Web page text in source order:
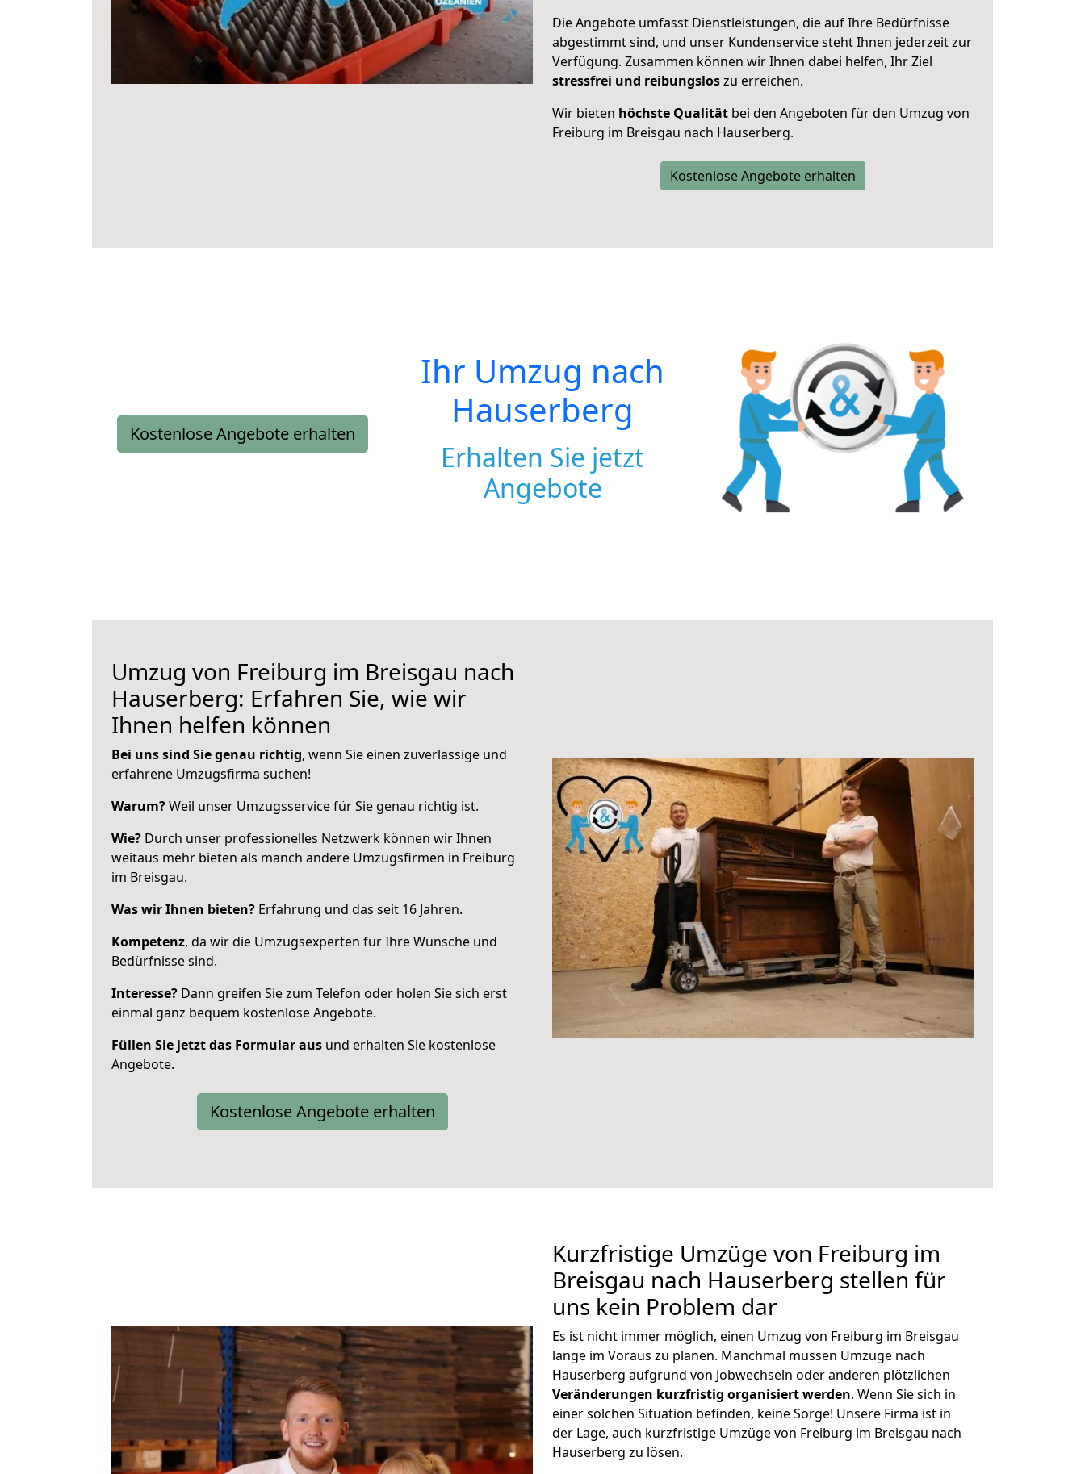
Die Angebote umfasst Dienstleistungen, die auf Ihre Bedürfnisse
abgestimmt sind, und unser Kundenservice steht Ihnen jederzeit zur
Verfügung. Zusammen können wir Ihnen dabei helfen, Ihr Ziel
stressfrei und reibungsloszu erreichen.
Wir bieten höchste Qualität bei den Angeboten für den Umzug von
Freiburg im Breisgau nach Hauserberg.
Kostenlose Angebote erhalten
Kostenlose Angebote erhalten
Ihr Umzug nach
Hauserberg
Erhalten Sie jetzt
Angebote
Umzug von Freiburg im Breisgau nach
Hauserberg: Erfahren Sie, wie wir
Ihnen helfen können
Bei uns sind Sie genau richtig, wenn Sie einen zuverlässige und
erfahrene Umzugsfirma suchen!
Warum?Weil unser Umzugsservice für Sie genau richtig ist.
Wie? Durch unser professionelles Netzwerk können wir Ihnen
weitaus mehr bieten als manch andere Umzugsfirmen in Freiburg
im Breisgau.
Was wir Ihnen bieten? Erfahrung und das seit 16 Jahren.
Kompetenz, da wir die Umzugsexperten für Ihre Wünsche und
Bedürfnisse sind.
Interesse? Dann greifen Sie zum Telefon oder holen Sie sich erst
einmal ganz bequem kostenlose Angebote.
Füllen Sie jetzt das Formular aus und erhalten Sie kostenlose
Angebote.
Kostenlose Angebote erhalten
Kurzfristige Umzüge von Freiburg im
Breisgau nach Hauserberg stellen für
uns kein Problem dar
Es ist nicht immer möglich, einen Umzug von Freiburg im Breisgau
lange im Voraus zu planen. Manchmal müssen Umzüge nach
Hauserberg aufgrund von Jobwechseln oder anderen plötzlichen
Veränderungen kurzfristig organisiert werden. Wenn Sie sich in
einer solchen Situation befinden, keine Sorge! Unsere Firma ist in
der Lage, auch kurzfristige Umzüge von Freiburg im Breisgau nach
Hauserberg zu lösen.